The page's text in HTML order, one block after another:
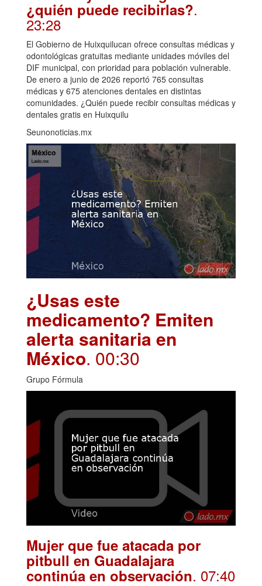
¿quién puede recibirlas?.
23:28
El Gobierno de Huixquilucan ofrece consultas médicas y
odontológicas gratuitas mediante unidades móviles del
DIF municipal, con prioridad para población vulnerable.
De enero a junio de 2026 reportó 765 consultas
médicas y 675 atenciones dentales en distintas
comunidades. ¿Quién puede recibir consultas médicas y
dentales gratis en Huixquilu
Seunonoticias.mx
¿Usas este
medicamento? Emiten
alerta sanitaria en
México. 00:30
Grupo Fórmula
Mujer que fue atacada por
pitbull en Guadalajara
continúa en observación. 07:40